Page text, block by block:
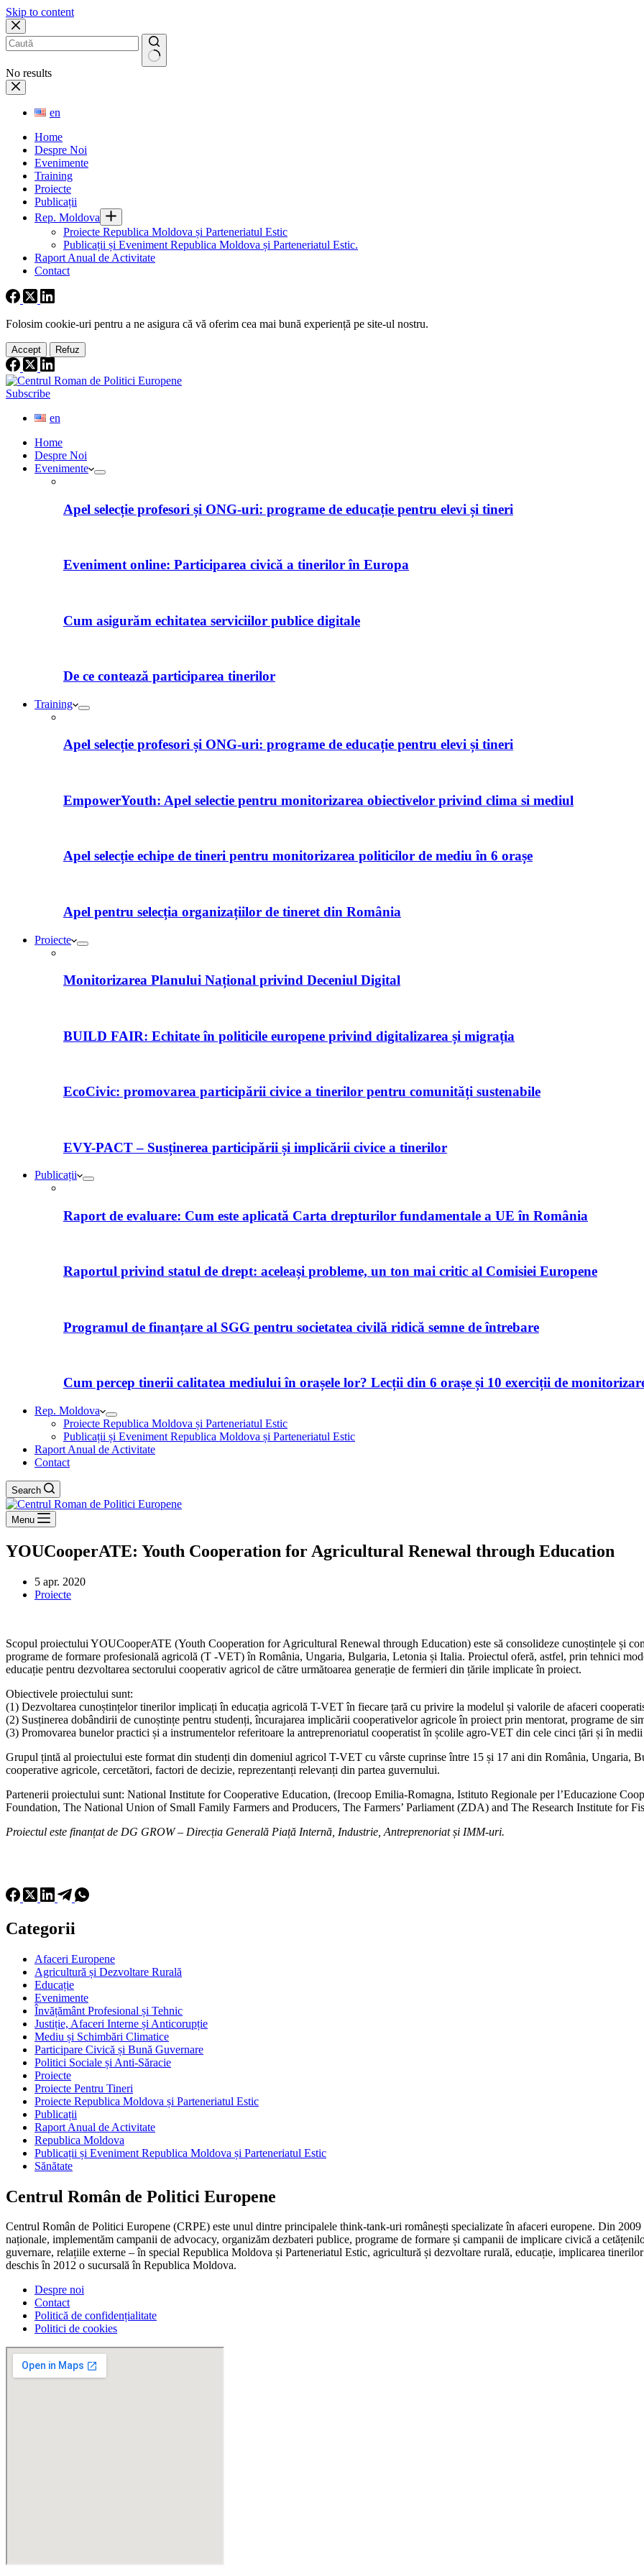
Skip to content
No results
en
Home
Despre Noi
Evenimente
Training
Proiecte
Publicații
Rep. Moldova
Proiecte Republica Moldova și Parteneriatul Estic
Publicații și Eveniment Republica Moldova și Parteneriatul Estic.
Raport Anual de Activitate
Contact
Folosim cookie-uri pentru a ne asigura că vă oferim cea mai bună experiență pe site-ul nostru.
Accept Refuz
Subscribe
en
Home
Despre Noi
Evenimente
Apel selecție profesori și ONG-uri: programe de educație pentru elevi și tineri
Eveniment online: Participarea civică a tinerilor în Europa
Cum asigurăm echitatea serviciilor publice digitale
De ce contează participarea tinerilor
Training
Apel selecție profesori și ONG-uri: programe de educație pentru elevi și tineri
EmpowerYouth: Apel selectie pentru monitorizarea obiectivelor privind clima si mediul
Apel selecție echipe de tineri pentru monitorizarea politicilor de mediu în 6 orașe
Apel pentru selecția organizațiilor de tineret din România
Proiecte
Monitorizarea Planului Național privind Deceniul Digital
BUILD FAIR: Echitate în politicile europene privind digitalizarea și migrația
EcoCivic: promovarea participării civice a tinerilor pentru comunități sustenabile
EVY-PACT – Susținerea participării și implicării civice a tinerilor
Publicații
Raport de evaluare: Cum este aplicată Carta drepturilor fundamentale a UE în România
Raportul privind statul de drept: aceleași probleme, un ton mai critic al Comisiei Europene
Programul de finanțare al SGG pentru societatea civilă ridică semne de întrebare
Cum percep tinerii calitatea mediului în orașele lor? Lecții din 6 orașe și 10 exerciții de
Rep. Moldova
Proiecte Republica Moldova și Parteneriatul Estic
Publicații și Eveniment Republica Moldova și Parteneriatul Estic
Raport Anual de Activitate
Contact
Search
Menu
YOUCooperATE: Youth Cooperation for Agricultural Renewal through Education
5 apr. 2020
Proiecte
Scopul proiectului YOUCooperATE (Youth Cooperation for Agricultural Renewal through Education) este să consolideze cunoștințele și
programe de formare profesională agricolă (T -VET) în România, Ungaria, Bulgaria, Letonia și Italia. Proiectul oferă, astfel, prin tehnici
educație pentru dezvoltarea sectorului cooperativ agricol de către următoarea generație de fermieri din țările implicate în proiect.
Obiectivele proiectului sunt:
(1) Dezvoltarea cunoștințelor tinerilor implicați în educația agricolă T-VET în fiecare țară cu privire la modelul și valorile de afaceri
(2) Susținerea dobândirii de cunoștințe pentru studenți, încurajarea implicării cooperativelor agricole în proiect prin mentorat, programe de
(3) Promovarea bunelor practici și a instrumentelor referitoare la antreprenoriatul cooperatist în școlile agro-VET din cele cinci țări și în
Grupul țintă al proiectului este format din studenți din domeniul agricol T-VET cu vârste cuprinse între 15 și 17 ani din România, Ungaria,
cooperative agricole, cercetători, factori de decizie, reprezentanți relevanți din partea guvernului.
Partenerii proiectului sunt: National Institute for Cooperative Education, (Irecoop Emilia-Romagna, Istituto Regionale per l’Educazione
Foundation, The National Union of Small Family Farmers and Producers, The Farmers’ Parliament (ZDA) and The Research Institute for
Proiectul este finanțat de DG GROW – Direcția Generală Piață Internă, Industrie, Antreprenoriat și IMM-uri.
Categorii
Afaceri Europene
Agricultură și Dezvoltare Rurală
Educație
Evenimente
Învățământ Profesional și Tehnic
Justiție, Afaceri Interne și Anticorupție
Mediu și Schimbări Climatice
Participare Civică și Bună Guvernare
Politici Sociale și Anti-Săracie
Proiecte
Proiecte Pentru Tineri
Proiecte Republica Moldova și Parteneriatul Estic
Publicații
Raport Anual de Activitate
Republica Moldova
Publicații și Eveniment Republica Moldova și Parteneriatul Estic
Sănătate
Centrul Român de Politici Europene
Centrul Român de Politici Europene (CRPE) este unul dintre principalele think-tank-uri românești specializate în afaceri europene. Din
naționale, implementăm campanii de advocacy, organizăm dezbateri publice, programe de formare și campanii de implicare civică a
guvernare, relațiile externe – în special Republica Moldova și Parteneriatul Estic, agricultură și dezvoltare rurală, educație, implicarea
deschis în 2012 o sucursală în Republica Moldova.
Despre noi
Contact
Politică de confidențialitate
Politici de cookies